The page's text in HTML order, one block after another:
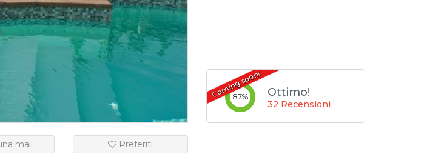
87% Ottimo!
32 Recensioni
Coming soon!
mail Preferiti